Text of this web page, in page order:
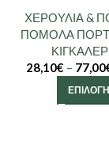
ΧΕΡΟΥΛΙΑ &
ΠΟΜΟΛΑ
28,10€ – 77,00
ΕΠΙΛΟΓΉ